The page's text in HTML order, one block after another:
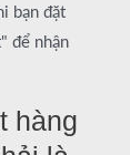
bạn đặt
để nhận
hàng